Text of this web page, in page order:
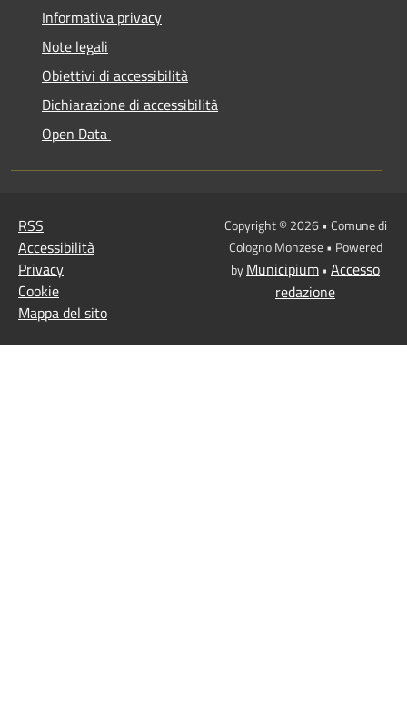
Informativa privacy
Note legali
Obiettivi di accessibilità
Dichiarazione di accessibilità
Open Data
RSS
Accessibilità
Privacy
Cookie
Mappa del sito
Copyright © 2026 • Comune di
Cologno Monzese • Powered
byMunicipium• Accesso
redazione